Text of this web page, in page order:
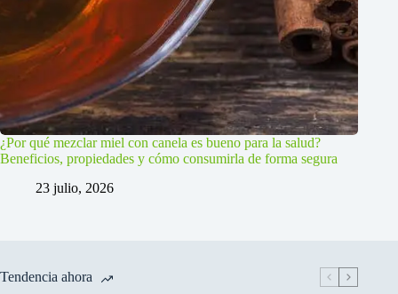
¿Por qué mezclar miel con canela es bueno para la salud?
Beneficios, propiedades y cómo consumirla de forma segura
23 julio, 2026
Tendencia ahora